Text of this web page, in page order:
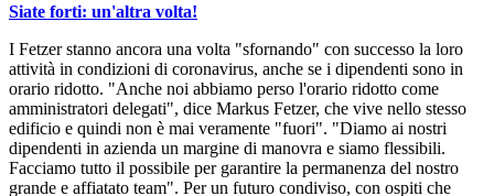
Siate forti: un'altra volta!
I Fetzer stanno ancora una volta "sfornando" con successo la loro
attività in condizioni di coronavirus, anche se i dipendenti sono in
orario ridotto. "Anche noi abbiamo perso l'orario ridotto come
amministratori delegati", dice Markus Fetzer, che vive nello stesso
edificio e quindi non è mai veramente "fuori". "Diamo ai nostri
dipendenti in azienda un margine di manovra e siamo flessibili.
Facciamo tutto il possibile per garantire la permanenza del nostro
grande e affiatato team". Per un futuro condiviso, con ospiti che